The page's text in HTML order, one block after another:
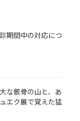
期間中の対応につ
な骸骨の山と、あ
エク展で覚えた猛